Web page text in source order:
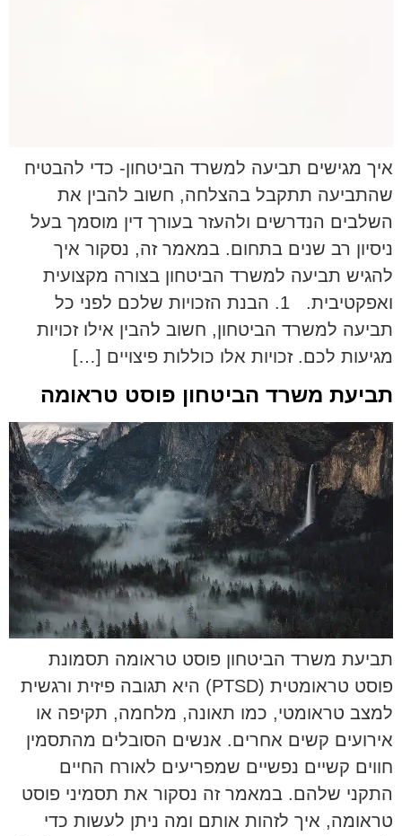
איך מגישים תביעה למשרד הביטחון- כדי להבטיח
שהתביעה תתקבל בהצלחה, חשוב להבין את
השלבים הנדרשים ולהעזר בעורך דין מוסמך בעל
ניסיון רב שנים בתחום. במאמר זה, נסקור איך
להגיש תביעה למשרד הביטחון בצורה מקצועית
ואפקטיבית. 1. הבנת הזכויות שלכם לפני כל
תביעה למשרד הביטחון, חשוב להבין אילו זכויות
מגיעות לכם. זכויות אלו כוללות פיצויים […]
תביעת משרד הביטחון פוסט טראומה
תביעת משרד הביטחון פוסט טראומה תסמונת
פוסט טראומטית (PTSD) היא תגובה פיזית ורגשית
למצב טראומטי, כמו תאונה, מלחמה, תקיפה או
אירועים קשים אחרים. אנשים הסובלים מהתסמין
חווים קשיים נפשיים שמפריעים לאורח החיים
התקני שלהם. במאמר זה נסקור את תסמיני פוסט
טראומה, איך לזהות אותם ומה ניתן לעשות כדי